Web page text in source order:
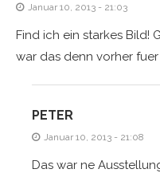
Januar 10, 2013 - 21:03
Find ich ein starkes Bild!
war das denn vorher
PETER
Januar 10, 2013 - 21:08
Das war ne